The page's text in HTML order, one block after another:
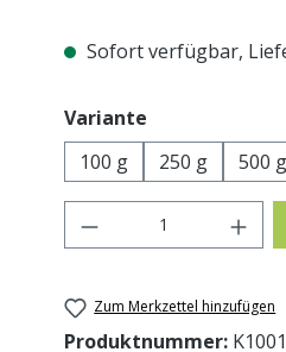
Sofort verfügbar,
Variante
100 g
250 g 500 g
Produkt
Zum Merkzettel hinzufügen
Produktnummer: